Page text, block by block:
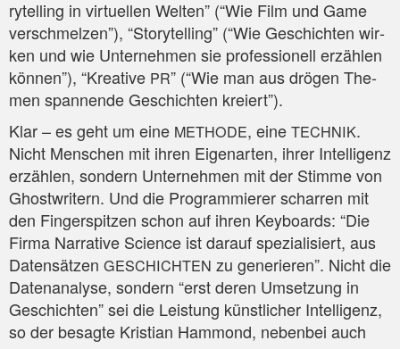
rytel­ling in vir­tu­el­len Wel­ten” (“Wie Film und Game
ver­schmel­zen”), “Sto­rytel­ling” (“Wie Geschich­ten wir­
ken und wie Unter­neh­men sie pro­fes­sio­nell erzäh­len
kön­nen”), “Krea­ti­ve PR” (“Wie man aus drö­gen The­
men span­nen­de Geschich­ten kreiert”).
Klar – es geht um eine METHODE, eine TECHNIK.
Nicht Men­schen mit ihren Eigen­ar­ten, ihrer Intel­li­genz
erzäh­len, son­dern Unter­neh­men mit der Stim­me von
Ghost­wri­tern. Und die Pro­gram­mie­rer schar­ren mit
den Fin­ger­spit­zen schon auf ihren Key­boards: “Die
Fir­ma Nar­ra­ti­ve Sci­ence ist dar­auf spe­zia­li­siert, aus
Daten­sät­zen GESCHICHTEN zu gene­rie­ren”. Nicht die
Daten­ana­ly­se, son­dern “erst deren Umset­zung in
Geschich­ten” sei die Leis­tung künst­li­cher Intel­li­genz,
so der besag­te Kris­ti­an Ham­mond, neben­bei auch